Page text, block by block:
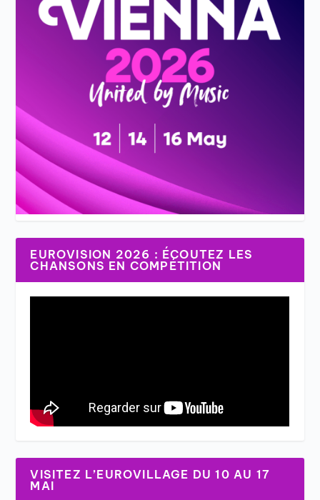
EUROVISION 2026 : ÉCOUTEZ LES
CHANSONS EN COMPÉTITION
VISITEZ L’EUROVILLAGE DU 10 AU 17
MAI